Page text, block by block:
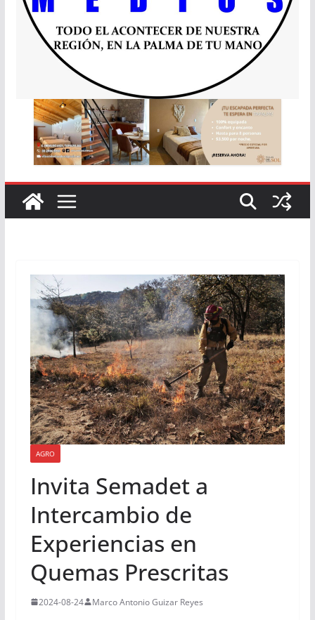
AGRO
Invita Semadet a
Intercambio de
Experiencias en
Quemas Prescritas
2024-08-24 Marco Antonio Guizar Reyes